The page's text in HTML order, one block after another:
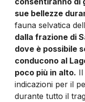
sue bellezze
fauna selvatica
dalla frazione di
dove è possibile
conducono al
poco più in alto. Il
indicazioni per il
durante tutto il